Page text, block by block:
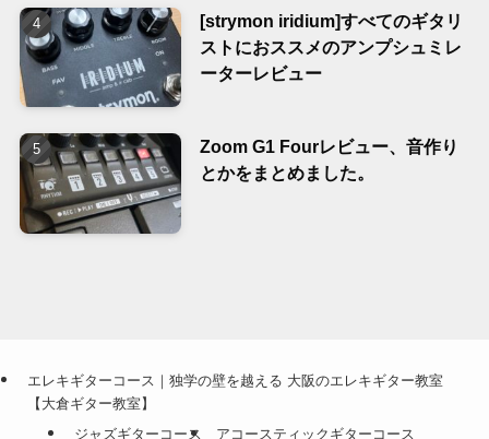
[strymon iridium]すべてのギタリ
ストにおススメのアンプシュミレ
ーターレビュー
Zoom G1 Fourレビュー、音作り
とかをまとめました。
エレキギターコース｜独学の壁を越える 大阪のエレキギター教室
【大倉ギター教室】
ジャズギターコース
アコースティックギターコース